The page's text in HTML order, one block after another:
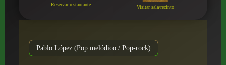
Reservar restaurante Visitar sala/recinto
Pablo López (Pop melódico / Pop-rock)